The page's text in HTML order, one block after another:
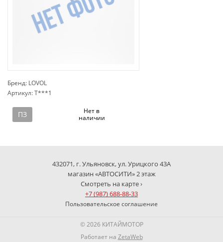
Бренд: LOVOL
Артикул: T***1
ПЗ
Нет в
наличии
432071, г. Ульяновск, ул. Урицкого 43А
магазин «АВТОСИТИ» 2 этаж
Смотреть на карте ›
+7 (987) 688-88-33
Пользовательское соглашение
© 2026 КИТАЙМОТОР
Работает на ZetaWeb